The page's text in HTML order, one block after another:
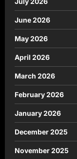
June 2026
May 2026
April 2026
March 2026
February 2026
January 2026
December 2025
November 2025